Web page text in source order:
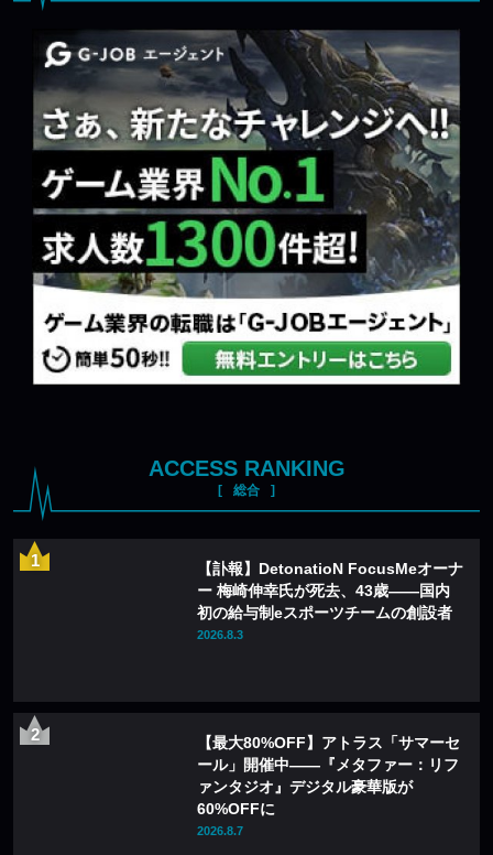
ACCESS RANKING
総合
【訃報】DetonatioN FocusMeオーナ
ー 梅崎伸幸氏が死去、43歳——国内
初の給与制eスポーツチームの創設者
2026.8.3
【最大80%OFF】アトラス「サマーセ
ール」開催中——『メタファー：リフ
ァンタジオ』デジタル豪華版が
60%OFFに
2026.8.7